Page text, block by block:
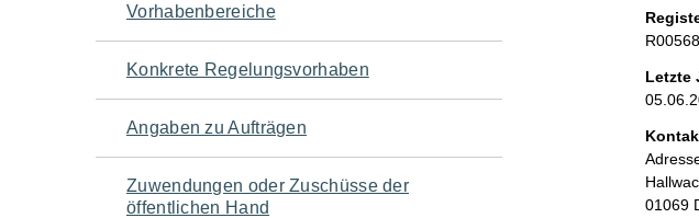
Seiteninhalt
Vorhabenbereiche
Konkrete Regelungsvorhaben
Angaben zu Aufträgen
Zuwendungen oder Zuschüsse der
öffentlichen Hand
t
e
n
i
Letzte
01069